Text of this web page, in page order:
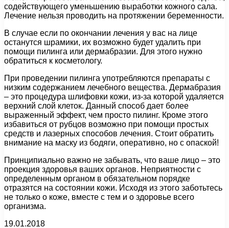
содействующего уменьшению выработки кожного сала.
Лечение нельзя проводить на протяжении беременности.
В случае если по окончании лечения у вас на лице
останутся шрамики, их возможно будет удалить при
помощи пилинга или дермабразии. Для этого нужно
обратиться к косметологу.
При проведении пилинга употребляются препараты с
низким содержанием лечебного вещества. Дермабразия
– это процедура шлифовки кожи, из-за которой удаляется
верхний слой клеток. Данный способ дает более
выраженный эффект, чем просто пилинг. Кроме этого
избавиться от рубцов возможно при помощи простых
средств и лазерных способов лечения. Стоит обратить
внимание на маску из бодяги, оперативно, но с опаской!
Принципиально важно не забывать, что ваше лицо – это
проекция здоровья ваших органов. Неприятности с
определенным органом в обязательном порядке
отразятся на состоянии кожи. Исходя из этого заботьтесь
не только о коже, вместе с тем и о здоровье всего
организма.
19.01.2018